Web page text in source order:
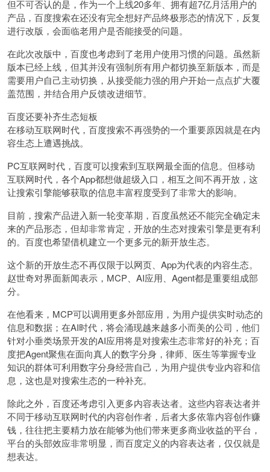
但不可否认的是，作为一个上线20多年、拥有超7亿月活用户的
产品，百度搜索在还没有完全想好产品终极形态的情况下，反复
进行改版，会面临老用户是否能接受的问题。
在此次改版中，百度也考虑到了老用户使用习惯的问题。虽然新
版本已经上线，但其并没有强制所有用户都切换至新版本，而是
需要用户自己主动切换，从接受能力强的用户开始一点点扩大覆
盖范围，并结合用户反馈改进细节。
百度还要补齐生态短板
在移动互联网时代，百度搜索不再强势的一个重要原因就是在内
容生态上遭遇挑战。
PC互联网时代，百度可以搜索到互联网最全面的信息。但移动
互联网时代，各个App都想做超级入口，相互之间不再开放，这
让搜索引擎能够获取的信息丰富程度受到了非常大的影响。
目前，搜索产品进入新一轮变革期，百度虽然还不能完全确定未
来的产品形态，但却非常肯定，开放的生态对搜索引擎是更有利
的。百度也希望借机建立一个更多元的新开放生态。
这个新的开放生态不再仅限于以网页、App为代表的内容生态。
赵世奇对界面新闻表示，MCP、AI应用、Agent都是重要组成部
分。
在他看来，MCP可以调用更多外部应用，为用户提供实时动态的
信息和数据；在AI时代，将会涌现越来越多小而美的公司，他们
针对小垂类场景开发的AI应用将是对搜索生态非常好的补充；百
度把Agent聚焦在面向真人的数字分身，律师、医生等掌握专业
知识的群体可利用数字分身经营自己，为用户提供专业内容和信
息，这也是对搜索生态的一种补充。
除此之外，百度还考虑引入更多内容表达者。这些内容表达者并
不同于移动互联网时代的内容创作者，后者大多依靠内容创作赚
钱，往往把主要精力放在能够为他们带来更多商业收益的平台，
平台的头部效应非常明显，而百度定义的内容表达者，仅仅就是
想表达。